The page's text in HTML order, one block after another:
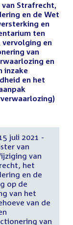
Strafrecht,
en de Wet
en
ten
vervolging en
van
en
inzake
en het
juli 2021 -
van
van
het
en de
op de
van het
van de
van